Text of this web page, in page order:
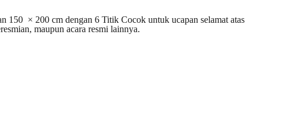
150 × 200 cm dengan 6 Titik Cocok untuk ucapan selamat atas
maupun acara resmi lainnya.